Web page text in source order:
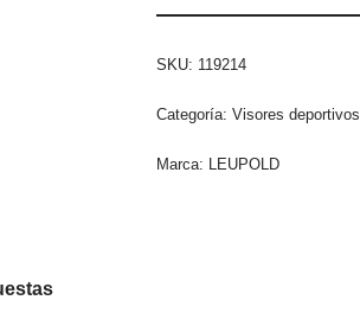
SKU: 119214
Categoría: Visores deportivos
Marca: LEUPOLD